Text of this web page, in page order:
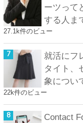
ーツって
する人ま
27.1k件のビュー
就活にフ
タイト、
象につい
22k件のビュー
Contact